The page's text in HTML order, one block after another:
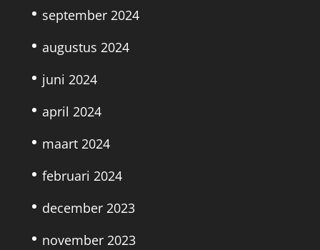
september 2024
augustus 2024
juni 2024
april 2024
maart 2024
februari 2024
december 2023
november 2023